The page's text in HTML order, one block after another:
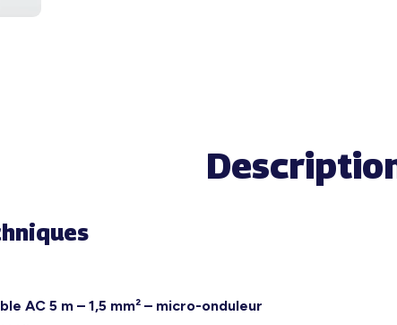
AC 5 m – 1,5 mm² – micro-onduleur